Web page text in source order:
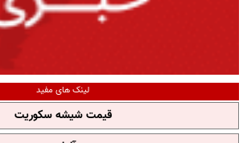
لینک های مفید
قیمت شیشه سکوریت